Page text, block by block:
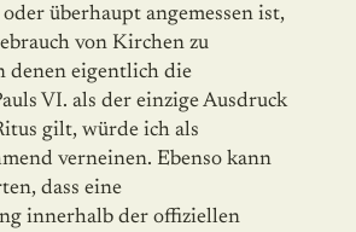
überhaupt angemessen ist,
von Kirchen zu
denen eigentlich die
VI. als der einzige Ausdruck
gilt, würde ich als
verneinen. Ebenso kann
dass eine
innerhalb der offiziellen